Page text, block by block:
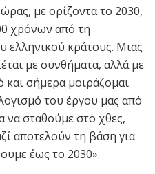
με ορίζοντα το 2030,
χρόνων από τη
κράτους. Μιας
με συνθήματα, αλλά με
και σήμερα μοιράζομαι
του έργου μας από
να σταθούμε στο χθες,
αποτελούν τη βάση για
έως το 2030».